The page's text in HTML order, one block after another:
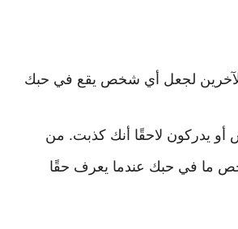
أو يدركون لاحقًا أنك كذبت. من
ما في حبك عندما يعرف حقًا